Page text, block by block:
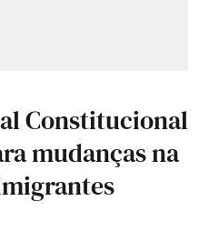
Constitucional
mudanças na